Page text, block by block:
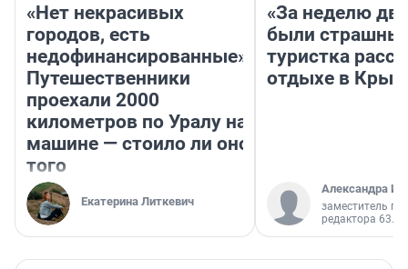
«Нет некрасивых
городов, есть
недофинансированные».
Путешественники
проехали 2000
километров по Уралу на
машине — стоило ли оно
того
Екатерина Литкевич
«За неделю
были
туристка
отдыхе в
Александра
заместитель
редактора 63.RU